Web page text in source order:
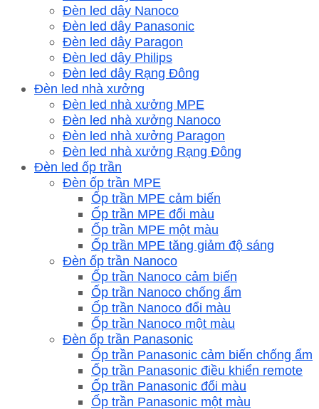
Đèn led dây Nanoco
Đèn led dây Panasonic
Đèn led dây Paragon
Đèn led dây Philips
Đèn led dây Rạng Đông
Đèn led nhà xưởng
Đèn led nhà xưởng MPE
Đèn led nhà xưởng Nanoco
Đèn led nhà xưởng Paragon
Đèn led nhà xưởng Rạng Đông
Đèn led ốp trần
Đèn ốp trần MPE
Ốp trần MPE cảm biến
Ốp trần MPE đổi màu
Ốp trần MPE một màu
Ốp trần MPE tăng giảm độ sáng
Đèn ốp trần Nanoco
Ốp trần Nanoco cảm biến
Ốp trần Nanoco chống ẩm
Ốp trần Nanoco đổi màu
Ốp trần Nanoco một màu
Đèn ốp trần Panasonic
Ốp trần Panasonic cảm biến chống ẩm
Ốp trần Panasonic điều khiển remote
Ốp trần Panasonic đổi màu
Ốp trần Panasonic một màu